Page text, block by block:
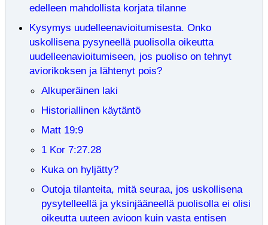
edelleen mahdollista korjata tilanne
Kysymys uudelleenavioitumisesta. Onko
uskollisena pysyneellä puolisolla oikeutta
uudelleenavioitumiseen, jos puoliso on tehnyt
aviorikoksen ja lähtenyt pois?
Alkuperäinen laki
Historiallinen käytäntö
Matt 19:9
1 Kor 7:27.28
Kuka on hyljätty?
Outoja tilanteita, mitä seuraa, jos uskollisena
pysytelleellä ja yksinjääneellä puolisolla ei olisi
oikeutta uuteen avioon kuin vasta entisen